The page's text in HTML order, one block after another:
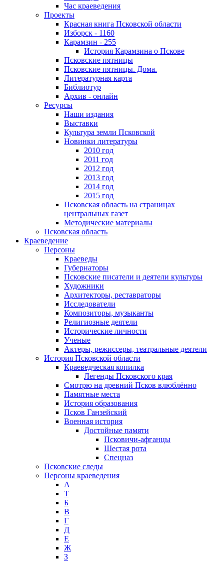
Час краеведения
Проекты
Красная книга Псковской области
Изборск - 1160
Карамзин - 255
История Карамзина о Пскове
Псковские пятницы
Псковские пятницы. Дома.
Литературная карта
Библиотур
Архив - онлайн
Ресурсы
Наши издания
Выставки
Культура земли Псковской
Новинки литературы
2010 год
2011 год
2012 год
2013 год
2014 год
2015 год
Псковская область на страницах
центральных газет
Методические материалы
Псковская область
Краеведение
Персоны
Краеведы
Губернаторы
Псковские писатели и деятели культуры
Художники
Архитекторы, реставраторы
Исследователи
Композиторы, музыканты
Религиозные деятели
Исторические личности
Ученые
Актеры, режиссеры, театральные деятели
История Псковской области
Краеведческая копилка
Легенды Псковского края
Смотрю на древний Псков влюблённо
Памятные места
История образования
Псков Ганзейский
Военная история
Достойные памяти
Псковичи-афганцы
Шестая рота
Спецназ
Псковские следы
Персоны краеведения
А
T
Б
В
Г
Д
Е
Ж
З